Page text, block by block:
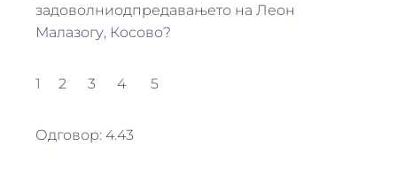
задоволниодпредавањето на Леон
Малазогу, Косово?
1 2 3 4 5
Одговор: 4.43